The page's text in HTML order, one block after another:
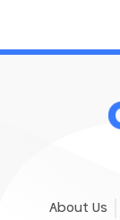
About Us